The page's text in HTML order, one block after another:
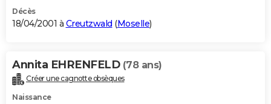
Décès
18/04/2001 à Creutzwald (Moselle)
Annita EHRENFELD (78 ans)
Créer une cagnotte obsèques
Naissance